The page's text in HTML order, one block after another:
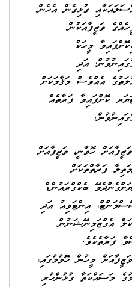
ގުޅިގެން އެހެން
ވަޒީފާއަކުން
މީހަކު
އަދި
އެއްވެސް މަޤާމަކަށް
ކޮށްފައިވާ ފަރާތެއް
ހޮވާނީ، ވަޒީފާއަށް
ފަރާތްތަކަށް
ބެކްގްރައުންޑް
އިންޓަވިއު އަދި
އެގްޒަމިނޭޝަނުން
ފަރާތެކެވެ.
މީހުން ހޮވުމުގައި،
މަސައްކަތާ ގުޅުންހުރި